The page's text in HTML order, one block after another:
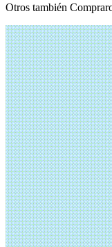
Otros también